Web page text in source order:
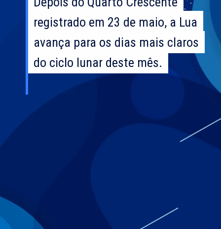
registrado em 23 de maio, a Lua
avança para os dias mais claros
do ciclo lunar deste mês.
registrado em 23 de maio, a Lua
avança para os dias mais claros
do ciclo lunar deste mês.